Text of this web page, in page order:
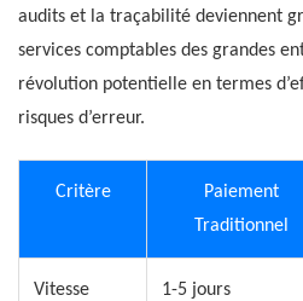
audits et la traçabilité deviennent
services comptables des grandes
révolution potentielle en termes
risques d’erreur.
Critère
Paiement
Traditionnel
Vitesse 1-5 jours